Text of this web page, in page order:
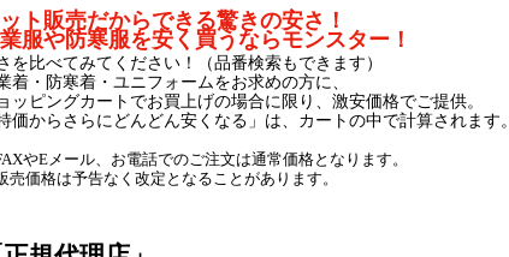
ト販売だからできる驚きの安さ！
服や防寒服を安く買うならモンスター！
を比べてみてください！（品番検索もできます）
着・防寒着・ユニフォームをお求めの方に、
ッピングカートでお買上げの場合に限り、激安価格でご提供。
特価からさらにどんどん安くなる」は、カートの中で計算されます。
やEメール、お電話でのご注文は通常価格となります。
売価格は予告なく改定となることがあります。